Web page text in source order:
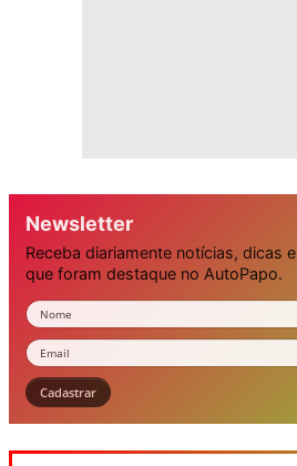
Newsletter
Receba diariamente notícias, dicas e
que foram destaque no AutoPapo.
Nome
Email
Cadastrar